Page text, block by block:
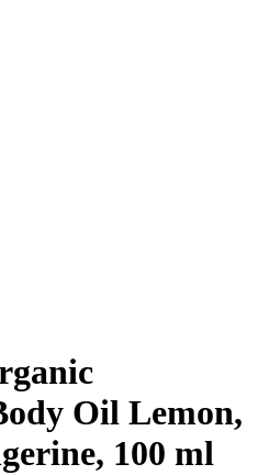
Oil Lemon,
100 ml